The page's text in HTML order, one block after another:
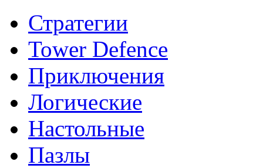
Стратегии
Tower Defence
Приключения
Логические
Настольные
Пазлы